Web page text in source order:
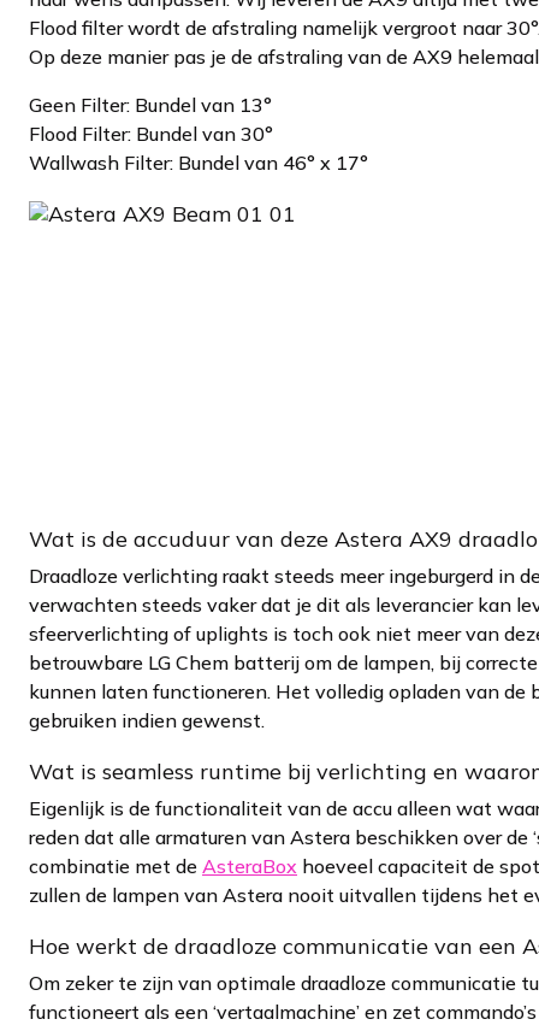
Flood filter wordt de afstraling namelijk vergroot naar
Op deze manier pas je de afstraling van de AX9
Geen Filter: Bundel van 13°
Flood Filter: Bundel van 30°
Wallwash Filter: Bundel van 46° x 17°
Wat is de accuduur van deze Astera AX9
Draadloze verlichting raakt steeds meer ingeburgerd in
verwachten steeds vaker dat je dit als leverancier kan
sfeerverlichting of uplights is toch ook niet meer van
betrouwbare LG Chem batterij om de lampen, bij
kunnen laten functioneren. Het volledig opladen van de
gebruiken indien gewenst.
Wat is seamless runtime bij verlichting en
Eigenlijk is de functionaliteit van de accu alleen wat
reden dat alle armaturen van Astera beschikken over
combinatie met de AsteraBox hoeveel capaciteit de
zullen de lampen van Astera nooit uitvallen tijdens het
Hoe werkt de draadloze communicatie van een
Om zeker te zijn van optimale draadloze communicatie
functioneert als een ‘vertaalmachine’ en zet